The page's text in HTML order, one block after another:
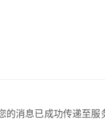
的消息已成功传递至服